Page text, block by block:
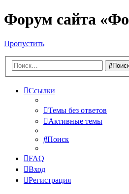
Форум сайта
Пропустить
Ссылки
Темы без ответов
Активные темы
Поиск
FAQ
Вход
Регистрация